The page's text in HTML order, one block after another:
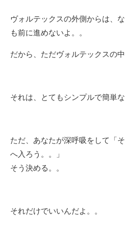
ヴォルテックスの外側からは、
も前に進めないよ。。
だから、ただヴォルテックスの
それは、とてもシンプルで簡単な
ただ、あなたが深呼吸をして「
へ入ろう。。」
そう決める。。
それだけでいいんだよ。。